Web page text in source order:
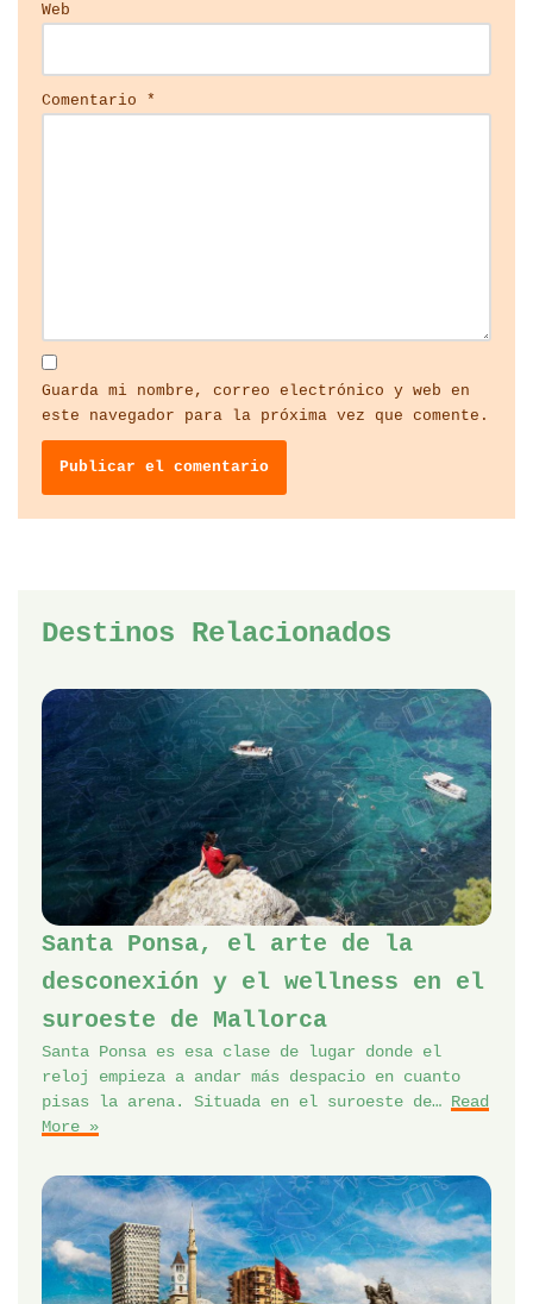
Web
Comentario *
Guarda mi nombre, correo electrónico y web en
este navegador para la próxima vez que comente.
Destinos Relacionados
Santa Ponsa, el arte de la
desconexión y el wellness en el
suroeste de Mallorca
Santa Ponsa es esa clase de lugar donde el
reloj empieza a andar más despacio en cuanto
pisas la arena. Situada en el suroeste de… Read
More »